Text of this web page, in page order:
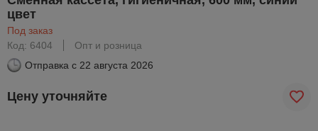
цвет
Под заказ
Код: 6404
Опт и розница
Отправка с 22 августа 2026
Цену уточняйте